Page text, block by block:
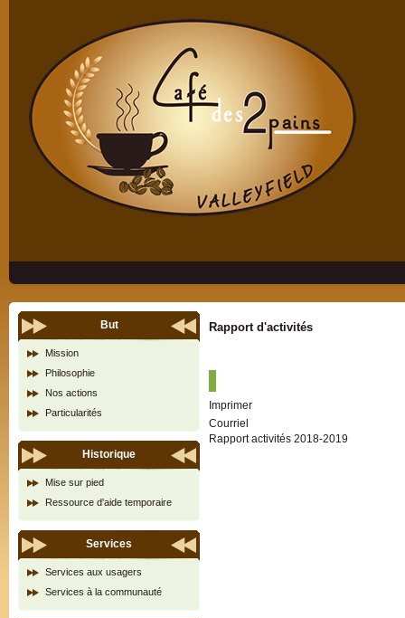
But
Mission
Philosophie
Nos actions
Particularités
Historique
Mise sur pied
Ressource d'aide temporaire
Services
Services aux usagers
Services à la communauté
Rapport d'activités
Imprimer
Courriel
Rapport activités 2018-2019